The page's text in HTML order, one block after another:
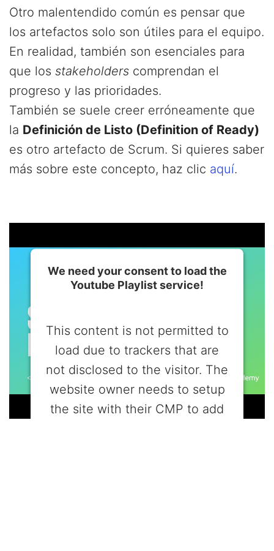
Otro malentendido común es pensar que
los artefactos solo son útiles para el equipo.
En realidad, también son esenciales para
que los stakeholders comprendan el
progreso y las prioridades.
También se suele creer erróneamente que
la Definición de Listo (Definition of Ready)
es otro artefacto de Scrum. Si quieres saber
más sobre este concepto, haz clic aquí.
We need your consent to load the
Youtube Playlist service!
This content is not permitted to
load due to trackers that are
not disclosed to the visitor. The
website owner needs to setup
the site with their CMP to add